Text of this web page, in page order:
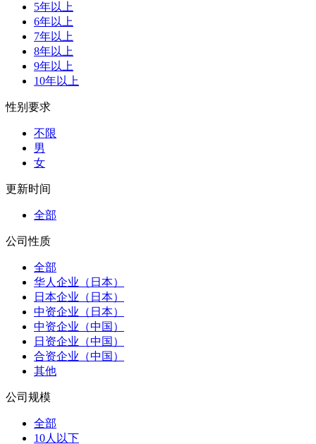
5年以上
6年以上
7年以上
8年以上
9年以上
10年以上
性别要求
不限
男
女
更新时间
全部
公司性质
全部
华人企业（日本）
日本企业（日本）
中资企业（日本）
中资企业（中国）
日资企业（中国）
合资企业（中国）
其他
公司规模
全部
10人以下